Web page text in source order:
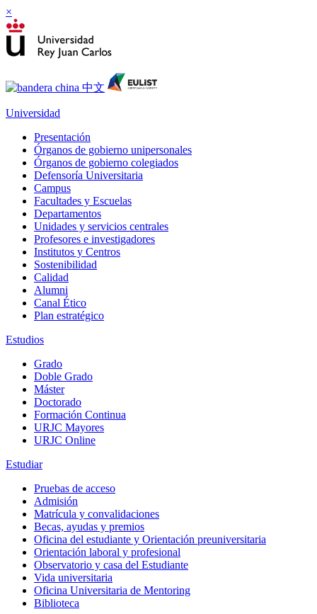
×
Universidad
Presentación
Órganos de gobierno unipersonales
Órganos de gobierno colegiados
Defensoría Universitaria
Campus
Facultades y Escuelas
Departamentos
Unidades y servicios centrales
Profesores e investigadores
Institutos y Centros
Sostenibilidad
Calidad
Alumni
Canal Ético
Plan estratégico
Estudios
Grado
Doble Grado
Máster
Doctorado
Formación Continua
URJC Mayores
URJC Online
Estudiar
Pruebas de acceso
Admisión
Matrícula y convalidaciones
Becas, ayudas y premios
Oficina del estudiante y Orientación preuniversitaria
Orientación laboral y profesional
Observatorio y casa del Estudiante
Vida universitaria
Oficina Universitaria de Mentoring
Biblioteca